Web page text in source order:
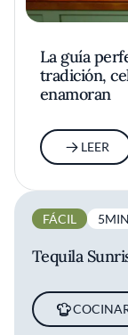
La guía
tradición,
enamoran
LEER
FÁCIL 5MIN
Tequila